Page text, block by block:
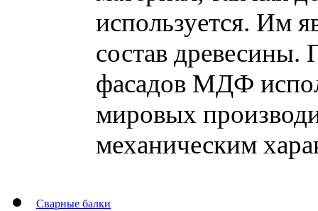
используется. Им
состав древесины.
фасадов МДФ
мировых
механическим
Сварные балки